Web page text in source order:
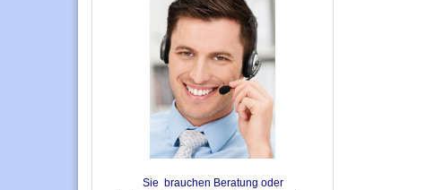
Sie brauchen Beratung oder